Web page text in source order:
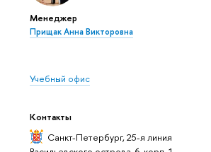
Менеджер
Прищак Анна Викторовна
Учебный офис
Контакты
Санкт-Петербург, 25-я линия